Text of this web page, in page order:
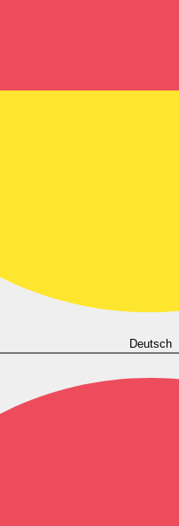
Deutsch